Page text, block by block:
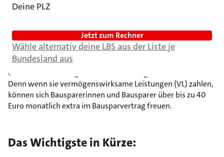
Deine PLZ
Jetzt zum Rechner
Wähle alternativ deine LBS aus der Liste je
Bundesland aus
Bausparvertrag einzahlen:
Wenn der Arbeitgeber beim
Sparen hilft
Oft schießen Arbeitgeber Geld für die eigene Immobilie zu.
Denn wenn sie vermögenswirksame Leistungen (VL) zahlen,
können sich Bausparerinnen und Bausparer über bis zu 40
Euro monatlich extra im Bausparvertrag freuen.
Das Wichtigste in Kürze: